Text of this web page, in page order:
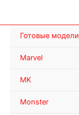
Готовые модели
Marvel
MK
Monster